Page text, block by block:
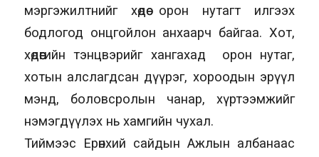
мэргэжилтнийг хөдөө орон нутагт илгээх
бодлогод онцгойлон анхаарч байгаа. Хот,
хөдөөгийн тэнцвэрийг хангахад орон нутаг,
хотын алслагдсан дүүрэг, хороодын эрүүл
мэнд, боловсролын чанар, хүртээмжийг
нэмэгдүүлэх нь хамгийн чухал.
Тиймээс Ерөнхий сайдын Ажлын албанаас